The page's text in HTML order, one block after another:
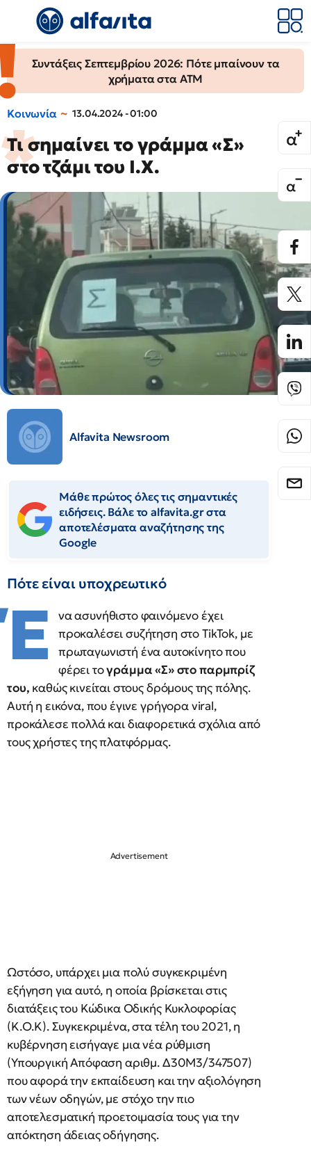
Συντάξεις Σεπτεμβρίου 2026: Πότε μπαίνουν τα
χρήματα στα ΑΤΜ
Κοινωνία 13.04.2024 - 01:00
Τι σημαίνει το γράμμα «Σ»
στο τζάμι του I.X.
Alfavita Newsroom
Μάθε πρώτος όλες τις σημαντικές
ειδήσεις. Βάλε το alfavita.gr στα
αποτελέσματα αναζήτησης της
Google
Πότε είναι υποχρεωτικό
Έ
να ασυνήθιστο φαινόμενο έχει
προκαλέσει συζήτηση στο TikTok, με
πρωταγωνιστή ένα αυτοκίνητο που
φέρει τογράμμα «Σ» στο παρμπρίζ
του, καθώς κινείται στους δρόμους της πόλης.
Αυτή η εικόνα, που έγινε γρήγορα viral,
προκάλεσε πολλά και διαφορετικά σχόλια από
τους χρήστες της πλατφόρμας.
Ωστόσο, υπάρχει μια πολύ συγκεκριμένη
εξήγηση για αυτό, η οποία βρίσκεται στις
διατάξεις του Κώδικα Οδικής Κυκλοφορίας
(Κ.Ο.Κ). Συγκεκριμένα, στα τέλη του 2021, η
κυβέρνηση εισήγαγε μια νέα ρύθμιση
(Υπουργική Απόφαση αριθμ. Δ30Μ3/347507)
που αφορά την εκπαίδευση και την αξιολόγηση
των νέων οδηγών, με στόχο την πιο
αποτελεσματική προετοιμασία τους για την
απόκτηση άδειας οδήγησης.